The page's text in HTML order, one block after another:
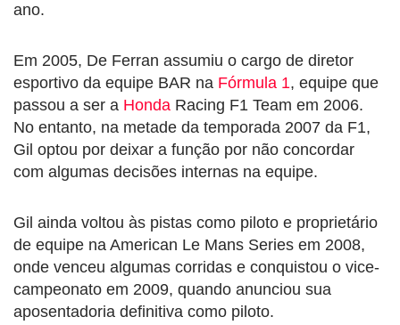
ano.
Em 2005, De Ferran assumiu o cargo de diretor
esportivo da equipe BAR na Fórmula 1, equipe que
passou a ser a Honda Racing F1 Team em 2006.
No entanto, na metade da temporada 2007 da F1,
Gil optou por deixar a função por não concordar
com algumas decisões internas na equipe.
Gil ainda voltou às pistas como piloto e proprietário
de equipe na American Le Mans Series em 2008,
onde venceu algumas corridas e conquistou o vice-
campeonato em 2009, quando anunciou sua
aposentadoria definitiva como piloto.